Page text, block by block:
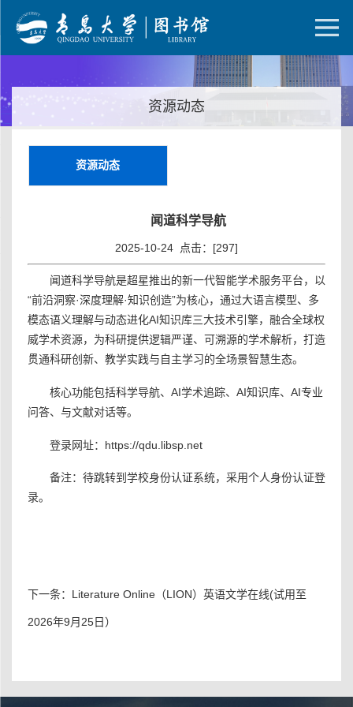
资源动态
资源动态
闻道科学导航
2025-10-24 点击：[297]
闻道科学导航是超星推出的新一代智能学术服务平台，以
“前沿洞察·深度理解·知识创造”为核心，通过大语言模型、多
模态语义理解与动态进化AI知识库三大技术引擎，融合全球权
威学术资源，为科研提供逻辑严谨、可溯源的学术解析，打造
贯通科研创新、教学实践与自主学习的全场景智慧生态。
核心功能包括科学导航、AI学术追踪、AI知识库、AI专业
问答、与文献对话等。
登录网址： https://qdu.libsp.net
备注：待跳转到学校身份认证系统，采用个人身份认证登
录。
下一条： Literature Online（LION）英语文学在线(试用至
2026年9月25日）